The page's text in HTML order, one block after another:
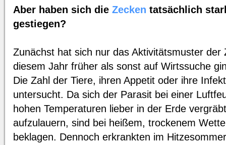
Aber haben sich die Zecken tatsächlich
gestiegen?
Zunächst hat sich nur das Aktivitätsmuster der
diesem Jahr früher als sonst auf Wirtssuche
Die Zahl der Tiere, ihren Appetit oder ihre
untersucht. Da sich der Parasit bei einer
hohen Temperaturen lieber in der Erde
aufzulauern, sind bei heißem, trockenem
beklagen. Dennoch erkrankten im